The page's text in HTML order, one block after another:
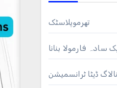
تھرموپلاسٹک
سادہ فارمولا بنانا
ڈیٹا ٹرانسمیشن